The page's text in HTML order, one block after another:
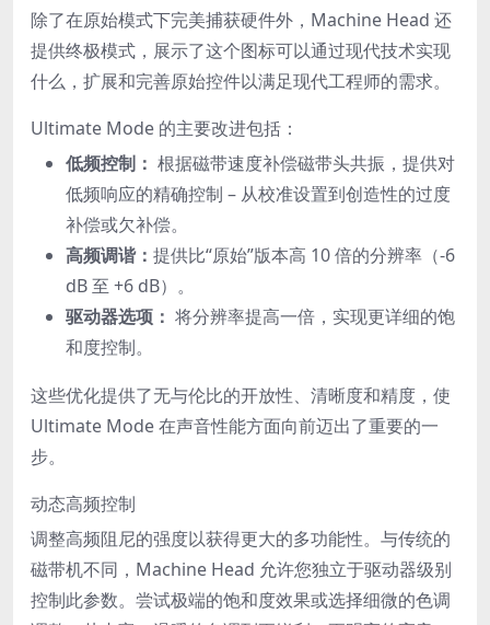
除了在原始模式下完美捕获硬件外，Machine Head 还
提供终极模式，展示了这个图标可以通过现代技术实现
什么，扩展和完善原始控件以满足现代工程师的需求。
Ultimate Mode 的主要改进包括：
低频控制： 根据磁带速度补偿磁带头共振，提供对
低频响应的精确控制 – 从校准设置到创造性的过度
补偿或欠补偿。
高频调谐： 提供比“原始”版本高 10 倍的分辨率（-6
dB 至 +6 dB）。
驱动器选项： 将分辨率提高一倍，实现更详细的饱
和度控制。
这些优化提供了无与伦比的开放性、清晰度和精度，使
Ultimate Mode 在声音性能方面向前迈出了重要的一
步。
动态高频控制
调整高频阻尼的强度以获得更大的多功能性。与传统的
磁带机不同，Machine Head 允许您独立于驱动器级别
控制此参数。尝试极端的饱和度效果或选择细微的色调